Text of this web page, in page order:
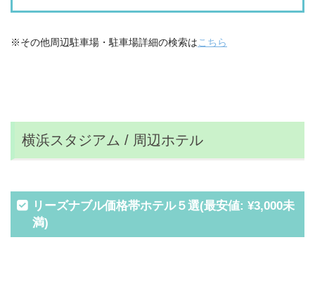
※その他周辺駐車場・駐車場詳細の検索はこちら
横浜スタジアム / 周辺ホテル
リーズナブル価格帯ホテル５選(最安値: ¥3,000未
満)